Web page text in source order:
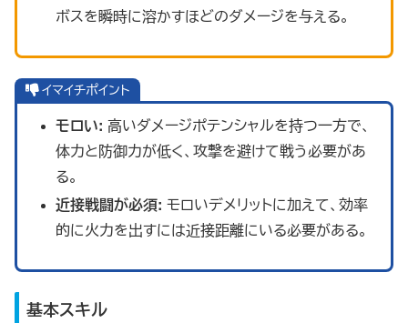
ボスを瞬時に溶かすほどのダメージを与える。
イマイチポイント
モロい: 高いダメージポテンシャルを持つ一方で、
体力と防御力が低く、攻撃を避けて戦う必要があ
る。
近接戦闘が必須: モロいデメリットに加えて、効率
的に火力を出すには近接距離にいる必要がある。
基本スキル